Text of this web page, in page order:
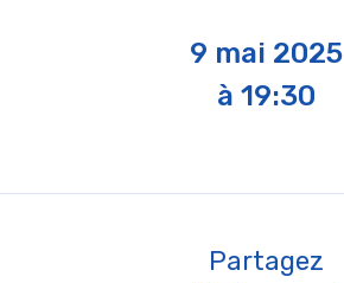
9 mai 2025
à 19:30
Partagez